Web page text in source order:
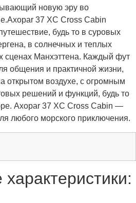
новую эру во
37 XC Cross Cabin
будь то в суровых
в солнечных и теплых
сценах Манхэттена. Каждый фут
общения и практичной жизни,
открытом воздухе, с огромным
решений и функций, будь то
Axopar 37 XC Cross Cabin —
любого морского приключения.